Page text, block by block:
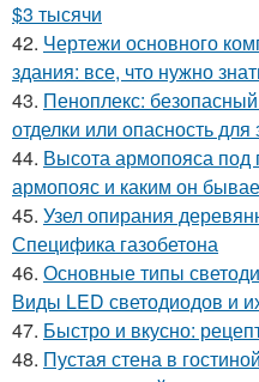
$3 тысячи
42. Чертежи основного
здания: все, что нужно
43. Пеноплекс:
отделки или опасность для
44. Высота армопояса под
армопояс и каким он
45. Узел опирания
Специфика газобетона
46. Основные типы
Виды LED светодиодов и
47. Быстро и вкусно:
48. Пустая стена в